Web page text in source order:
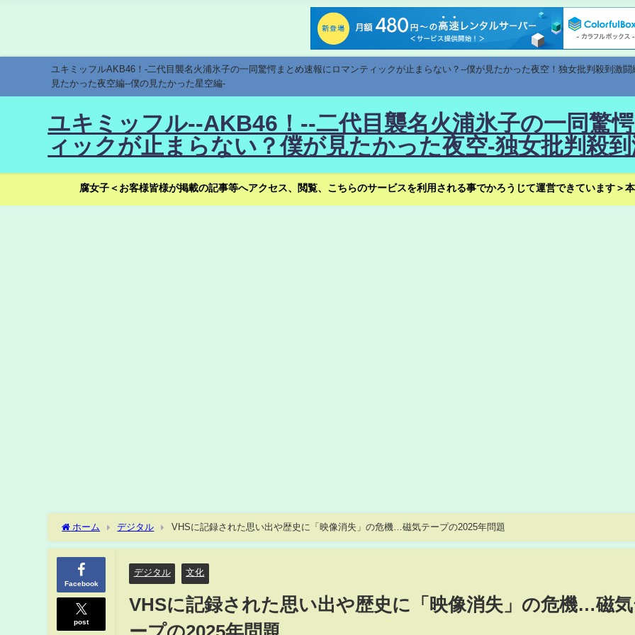
ユキミッフルAKB46！-二代目襲名火浦氷子の一同驚愕まとめ速報にロマンティックが止まらない？--僕が見たかった夜空！独女批判殺到激
見たかった夜空編--僕の見たかった星空編-
ユキミッフル--AKB46！--二代目襲名火浦氷子の一同驚
ィックが止まらない？僕が見たかった夜空-独女批判殺
腐女子＜お客様皆様が掲載の記事等へアクセス、閲覧、こちらのサービスを利用される事でかろうじて運営できています＞
ホーム デジタル VHSに記録された思い出や歴史に「映像消失」の危機…磁気テープの2025年問題
Facebook
post
デジタル 文化
VHSに記録された思い出や歴史に「映像消失」の危機…磁
ープの2025年問題